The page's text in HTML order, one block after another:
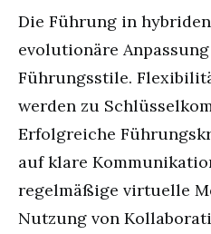
Die Führung in
evolutionäre
Führungsstile.
werden zu
Erfolgreiche
auf klare
regelmäßige virtuelle
Nutzung von